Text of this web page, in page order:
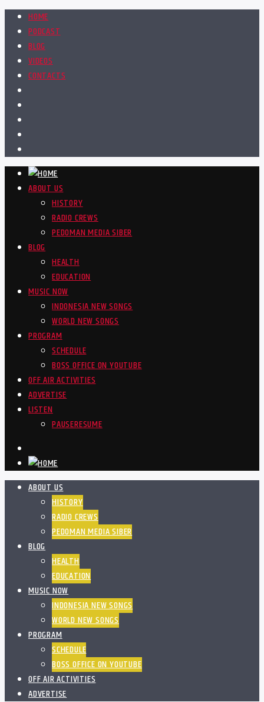
HOME
PODCAST
BLOG
VIDEOS
CONTACTS
ABOUT US
HISTORY
RADIO CREWS
PEDOMAN MEDIA SIBER
BLOG
HEALTH
EDUCATION
MUSIC NOW
INDONESIA NEW SONGS
WORLD NEW SONGS
PROGRAM
SCHEDULE
BOSS OFFICE ON YOUTUBE
OFF AIR ACTIVITIES
ADVERTISE
LISTEN
PAUSERESUME
ABOUT US
HISTORY
RADIO CREWS
PEDOMAN MEDIA SIBER
BLOG
HEALTH
EDUCATION
MUSIC NOW
INDONESIA NEW SONGS
WORLD NEW SONGS
PROGRAM
SCHEDULE
BOSS OFFICE ON YOUTUBE
OFF AIR ACTIVITIES
ADVERTISE